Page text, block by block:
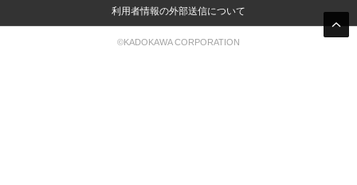
利用者情報の外部送信について
©KADOKAWA CORPORATION